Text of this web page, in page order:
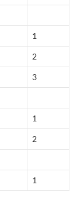
1
2
3
1
2
1